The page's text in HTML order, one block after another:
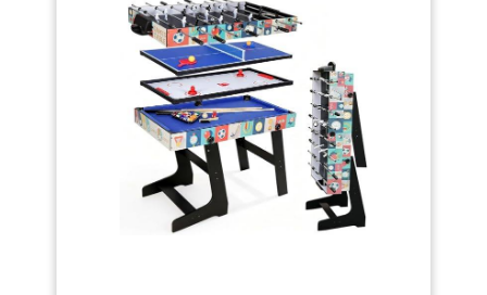
pour un passage instantané
d'une discipline à l'autre. Une
fois la partie terminée, pliage à
plat : cette table multijeux se
range discrètement dans un
placard ou au sous-sol, parfait
pour les appartements
modernes. 🏓
【CONSTRUCTION STABLE &
DURABLE】La table multi jeux
est-elle durable ? Construction
robuste avec pieds
antidérapants et tiges
métalliques lisses avec
36'' (92cm), 1 set billes de
billard, 2 craies, 1 triangle, Ping
Pong : 3 balles de ping pong, 1
filet de ping pong, 2 raquettes
de ping pong, Hockey : 2
palets(ø 5 cm), 2 poussoirs (ø
6,8 cm) Matière : panneau de
fibres à densité moyenne,
barres télescopiques en acier
chromé, poignées du babyfoot
en PVC noir Dimensions
horizontales : L135,2 x l71 (110
avec poignées) x H87cm -
Dimensions verticales : L110 x